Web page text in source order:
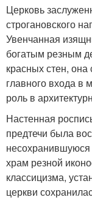
Церковь
строгановского
Увенчанная
богатым резным
красных стен,
главного входа в
роль в
Настенная
предтечи была
храм резной
классицизма,
церкви